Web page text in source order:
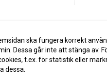
ska fungera korrekt
Dessa går inte att stänga av.
t.ex. för statistik eller
dessa.